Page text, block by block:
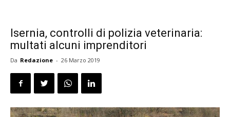
Isernia, controlli di polizia veterinaria:
multati alcuni imprenditori
Da Redazione - 26 Marzo 2019